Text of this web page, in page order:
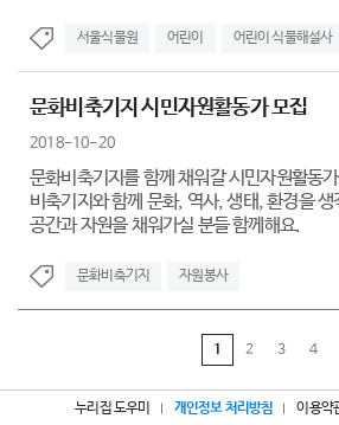
서울식물원 어린이 어린이 식물해설사
문화비축기지 시민자원활동가 모집
2018-10-20
문화비축기지를 함께 채워갈 시민자원활동
비축기지와 함께 문화, 역사, 생태, 환경을 생
공간과 자원을 채워가실 분들 함께해요.
문화비축기지 자원봉사
1 2 3 4
누리집 도우미 개인정보 처리방침 이용약